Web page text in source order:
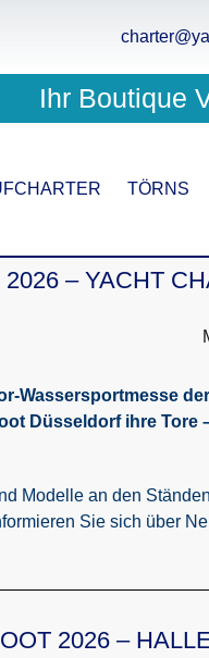
Ihr Boutique
TÖRNS
– YACHT
Wassersportmesse
Düsseldorf ihre
Modelle an den
Sie sich über
2026 –